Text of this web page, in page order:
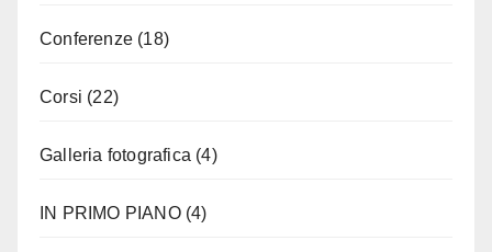
Conferenze (18)
Corsi (22)
Galleria fotografica (4)
IN PRIMO PIANO(4)